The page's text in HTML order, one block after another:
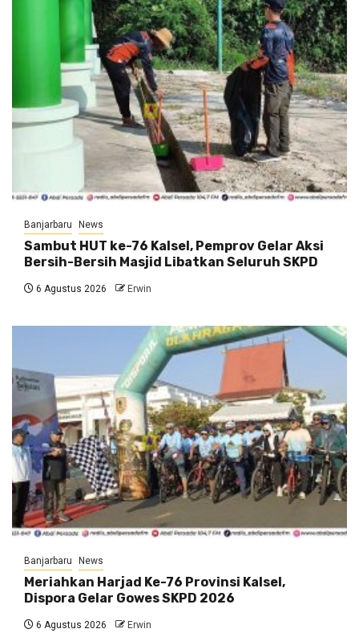
Banjarbaru News
Sambut HUT ke-76 Kalsel, Pemprov Gelar Aksi
Bersih-Bersih Masjid Libatkan Seluruh SKPD
6 Agustus 2026 Erwin
Banjarbaru News
Meriahkan Harjad Ke-76 Provinsi Kalsel,
Dispora Gelar Gowes SKPD 2026
6 Agustus 2026 Erwin